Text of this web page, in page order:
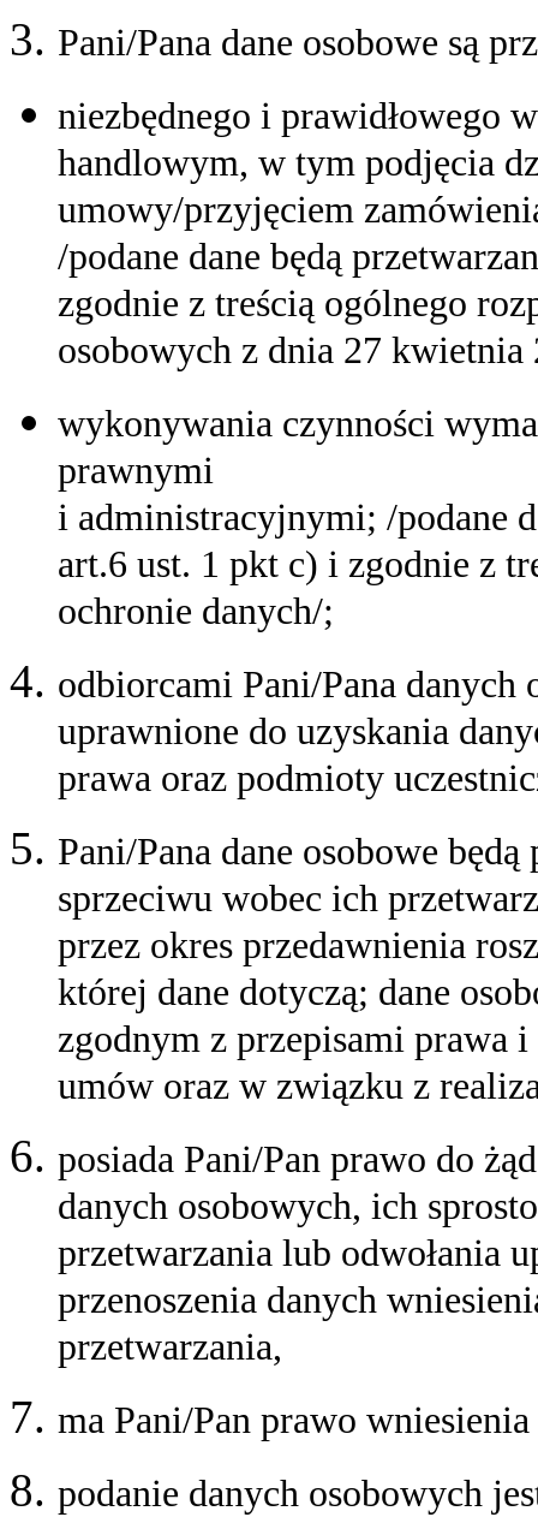
Pani/Pana dane osobowe są
niezbędnego i prawidłowego
handlowym, w tym podjęcia
umowy/przyjęciem
/podane dane będą
zgodnie z treścią ogólnego
osobowych z dnia 27 kwietnia
wykonywania czynności
prawnymi
i administracyjnymi; /podane
art.6 ust. 1 pkt c) i zgodnie z
ochronie danych/;
odbiorcami Pani/Pana danych
uprawnione do uzyskania
prawa oraz podmioty
Pani/Pana dane osobowe
sprzeciwu wobec ich
przez okres przedawnienia
której dane dotyczą; dane
zgodnym z przepisami prawa
umów oraz w związku z
posiada Pani/Pan prawo do
danych osobowych, ich
przetwarzania lub odwołania
przenoszenia danych
przetwarzania,
ma Pani/Pan prawo
podanie danych osobowych